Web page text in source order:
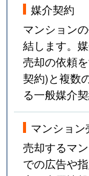
媒介契約
マンション
結します。
売却の依頼
契約)と複数
る一般媒介
マンション
売却するマ
での広告や